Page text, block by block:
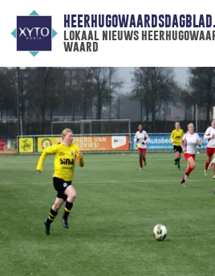
lokaal nieuws
waard